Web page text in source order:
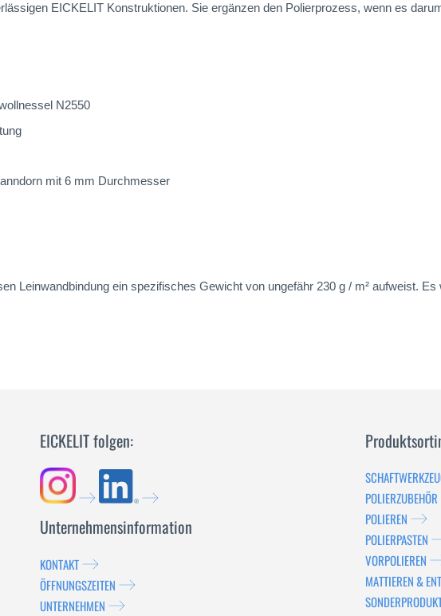
EICKELIT Konstruktionen. Sie ergänzen den Polierprozess, wenn es
N2550
mit 6 mm Durchmesser
Leinwandbindung ein spezifisches Gewicht von ungefähr 230 g / m² aufweist.
EICKELIT folgen:
Unternehmensinformation
KONTAKT
ÖFFNUNGSZEITEN
UNTERNEHMEN
POLIERZUBEHÖR
POLIEREN
POLIERPASTEN
VORPOLIEREN
MATTIEREN &